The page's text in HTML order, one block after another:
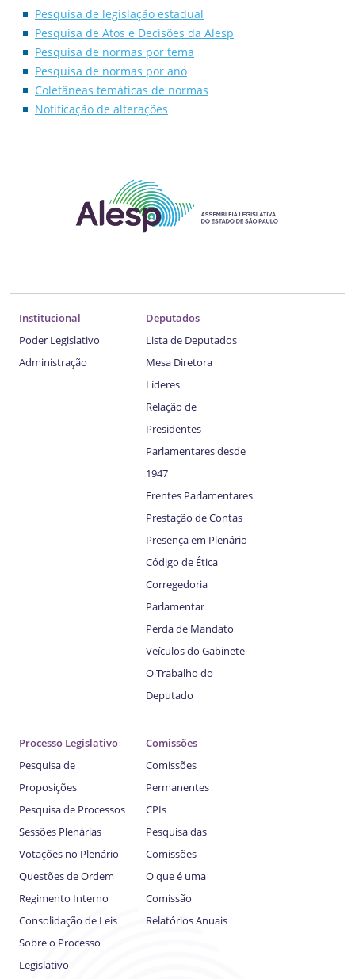
Pesquisa de legislação estadual
Pesquisa de Atos e Decisões da Alesp
Pesquisa de normas por tema
Pesquisa de normas por ano
Coletâneas temáticas de normas
Notificação de alterações
Institucional
Poder Legislativo
Administração
Deputados
Lista de Deputados
Mesa Diretora
Líderes
Relação de
Presidentes
Parlamentares desde
1947
Frentes Parlamentares
Prestação de Contas
Presença em Plenário
Código de Ética
Corregedoria
Parlamentar
Perda de Mandato
Veículos do Gabinete
O Trabalho do
Deputado
Processo Legislativo
Pesquisa de
Proposições
Pesquisa de Processos
Sessões Plenárias
Votações no Plenário
Questões de Ordem
Regimento Interno
Consolidação de Leis
Sobre o Processo
Legislativo
Comissões
Comissões
Permanentes
CPIs
Pesquisa das
Comissões
O que é uma
Comissão
Relatórios Anuais